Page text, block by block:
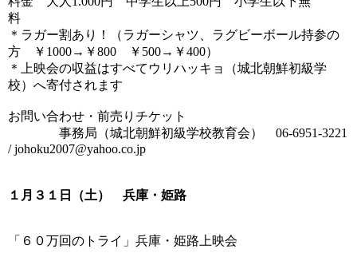
料
＊ラガー割あり！（ラガーシャツ、ラグビーボール持参の
方 ￥1000→￥800 ￥500→￥400）
＊上映会の収益はすべてウリハッキョ（城北朝鮮初級学
校）へ寄付されます
お問い合わせ・前売りチケット
事務局（城北朝鮮初級学校教育会） 06-6951-3221
/ johoku2007@yahoo.co.jp
１月３１日（土） 兵庫・姫路
「６０万回のトライ」兵庫・姫路上映会